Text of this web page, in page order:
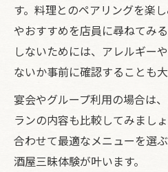
す。料理とのペアリングを楽
やおすすめを店員に尋ねてみ
しないためには、アレルギー
ないか事前に確認することも大
宴会やグループ利用の場合は
ランの内容も比較してみまし
合わせて最適なメニューを選
酒屋三昧体験が叶います。